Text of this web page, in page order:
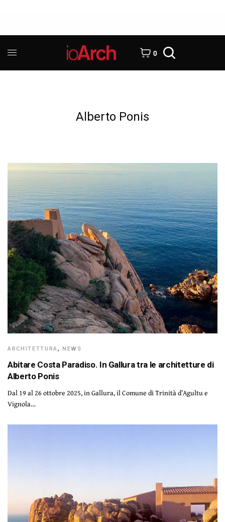
0
Alberto Ponis
ARCHITETTURA,NEWS
Abitare Costa Paradiso. In Gallura tra le architetture di
Alberto Ponis
Dal 19 al 26 ottobre 2025, in Gallura, il Comune di Trinità d’Agultu e
Vignola…